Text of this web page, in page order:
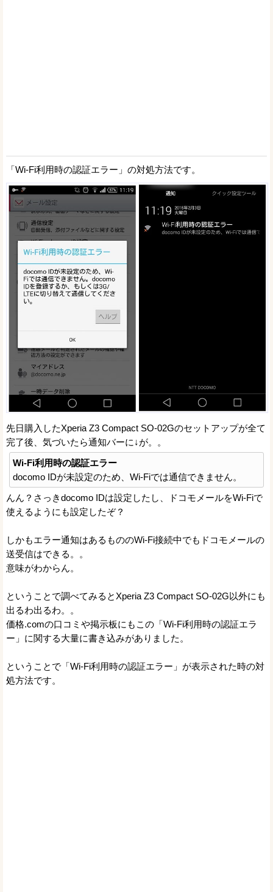
「Wi-Fi利用時の認証エラー」の対処方法です。
先日購入したXperia Z3 Compact SO-02Gのセットアップが全て
完了後、気づいたら通知バーに↓が。。
Wi-Fi利用時の認証エラー
docomo IDが未設定のため、Wi-Fiでは通信できません。
んん？さっきdocomo IDは設定したし、ドコモメールをWi-Fiで
使えるようにも設定したぞ？
しかもエラー通知はあるもののWi-Fi接続中でもドコモメールの
送受信はできる。。
意味がわからん。
ということで調べてみるとXperia Z3 Compact SO-02G以外にも
出るわ出るわ。。
価格.comの口コミや掲示板にもこの「Wi-Fi利用時の認証エラ
ー」に関する大量に書き込みがありました。
ということで「Wi-Fi利用時の認証エラー」が表示された時の対
処方法です。